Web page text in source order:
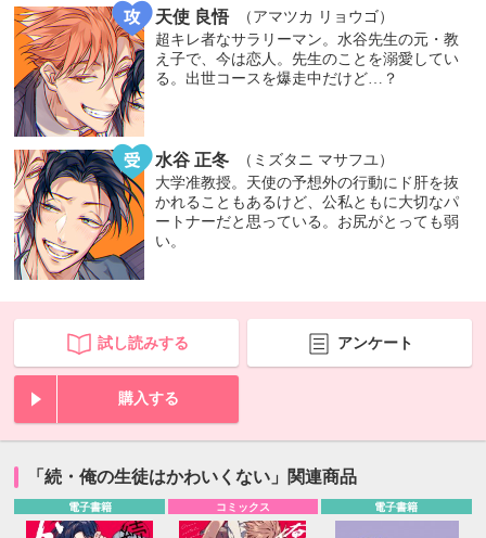
天使 良悟
（アマツカ リョウゴ）
超キレ者なサラリーマン。水谷先生の元・教
え子で、今は恋人。先生のことを溺愛してい
る。出世コースを爆走中だけど…？
水谷 正冬
（ミズタニ マサフユ）
大学准教授。天使の予想外の行動にド肝を抜
かれることもあるけど、公私ともに大切なパ
ートナーだと思っている。お尻がとっても弱
い。
試し読みする アンケート
購入する
「続・俺の生徒はかわいくない」関連商品
電子書籍 コミックス 電子書籍